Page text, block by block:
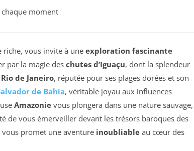
moment
riche, vous invite à une exploration fascinante
par la magie des chutes d’Iguaçu, dont la splendeur
Rio de Janeiro, réputée pour ses plages dorées et son
de Bahia, véritable joyau aux influences
Amazonie vous plongera dans une nature sauvage,
de vous émerveiller devant les trésors baroques des
vous promet une aventure inoubliable au cœur des